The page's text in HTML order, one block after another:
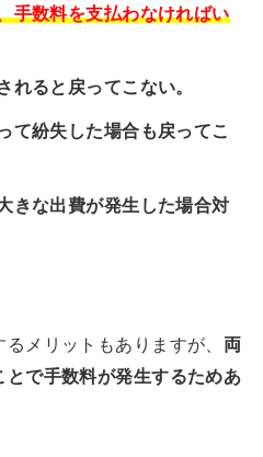
手数料を支払わなければい
れると戻ってこない。
て紛失した場合も戻ってこ
きな出費が発生した場合対
メリットもありますが、 両
で手数料が発生するためあ